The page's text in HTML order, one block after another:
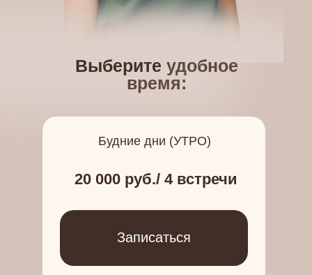
Выберите удобное
время:
20 000 руб./ 4 встречи
Будние дни (УТРО)
Записаться